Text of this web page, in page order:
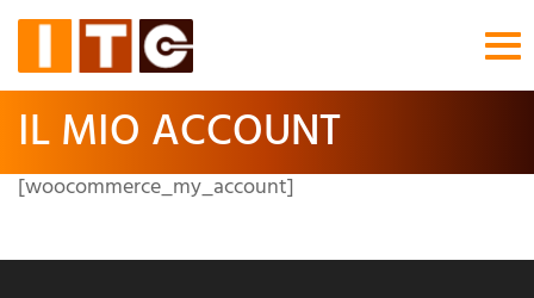
IL MIO ACCOUNT
[woocommerce_my_account]